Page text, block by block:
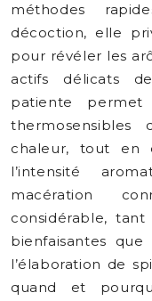
méthodes
décoction, elle
pour révéler les
actifs délicats
patiente
chaleur, tout en
l’intensité
macération
considérable,
bienfaisantes
l’élaboration de
quand et